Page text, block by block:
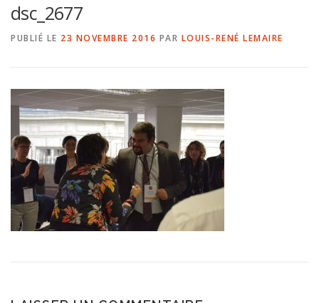
CONTACT
dsc_2677
PUBLIÉ LE 23 NOVEMBRE 2016 PAR LOUIS-RENÉ LEMAIRE